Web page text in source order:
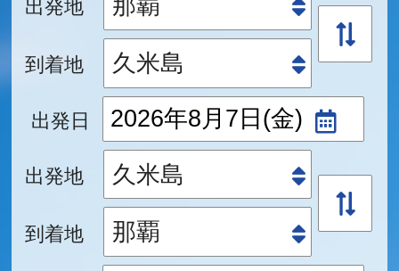
到着地
出発日
出発地
到着地